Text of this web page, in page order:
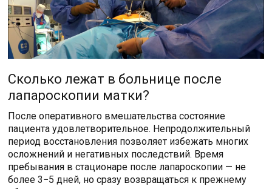
Сколько лежат в больнице после
лапароскопии матки?
После оперативного вмешательства состояние
пациента удовлетворительное. Непродолжительный
период восстановления позволяет избежать многих
осложнений и негативных последствий. Время
пребывания в стационаре после лапароскопии — не
более 3−5 дней, но сразу возвращаться к прежнему